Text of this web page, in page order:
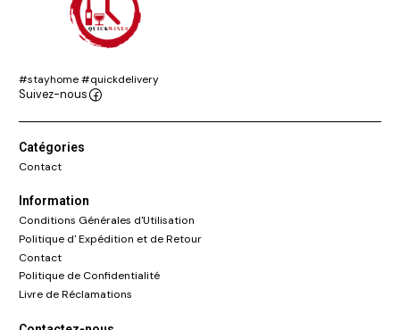
#stayhome #quickdelivery
Suivez-nous
Catégories
Contact
Information
Conditions Générales d'Utilisation
Politique d' Expédition et de Retour
Contact
Politique de Confidentialité
Livre de Réclamations